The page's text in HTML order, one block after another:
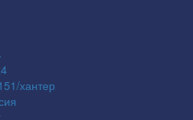
хантер